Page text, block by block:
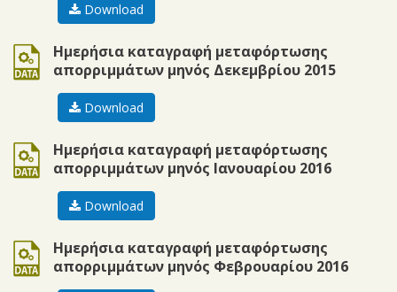
Download
Ημερήσια καταγραφή μεταφόρτωσης
απορριμμάτων μηνός Δεκεμβρίου 2015
ods
Download
Ημερήσια καταγραφή μεταφόρτωσης
απορριμμάτων μηνός Ιανουαρίου 2016
ods
Download
Ημερήσια καταγραφή μεταφόρτωσης
απορριμμάτων μηνός Φεβρουαρίου 2016
ods